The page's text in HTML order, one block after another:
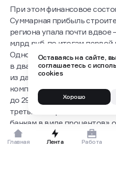
При этом финансовое
Суммарная прибыль
региона упала почти вдвое
млрд руб. по итогам первой
Одновременно суммарный
в два раза — с 1,47 млрд до
из данных
компаний в отрасли за год
до 29,4%, то есть
третья. Всю
банкам в виде процентов»,
круглом столе президент
Урала» Вячеслав
Главная Лента Работа
Оставаясь на сайте, вы
соглашаетесь с
cookies
Хорошо